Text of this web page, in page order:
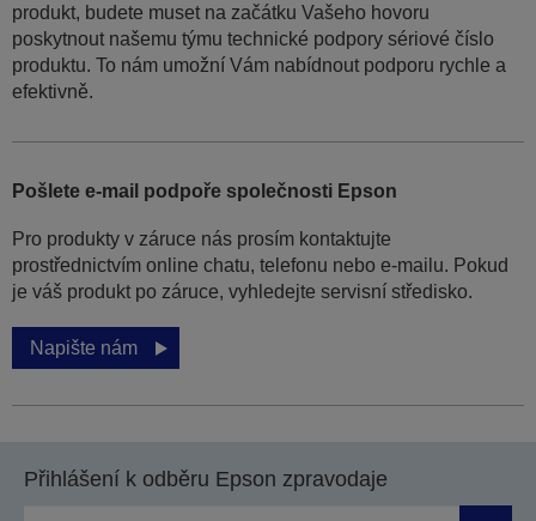
produkt, budete muset na začátku Vašeho hovoru
poskytnout našemu týmu technické podpory sériové číslo
produktu. To nám umožní Vám nabídnout podporu rychle a
efektivně.
Pošlete e-mail podpoře společnosti Epson
Pro produkty v záruce nás prosím kontaktujte
prostřednictvím online chatu, telefonu nebo e-mailu. Pokud
je váš produkt po záruce, vyhledejte servisní středisko.
Napište nám
Přihlášení k odběru Epson zpravodaje